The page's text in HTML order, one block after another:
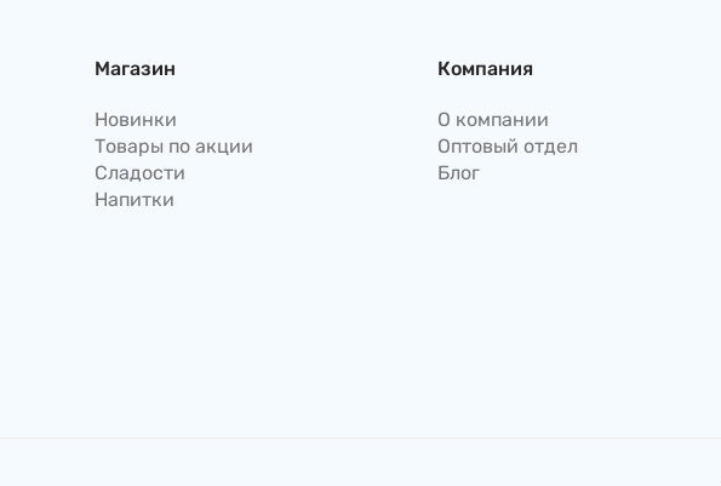
Магазин
Новинки
Товары по акции
Сладости
Напитки
Компания
О компании
Оптовый отдел
Блог